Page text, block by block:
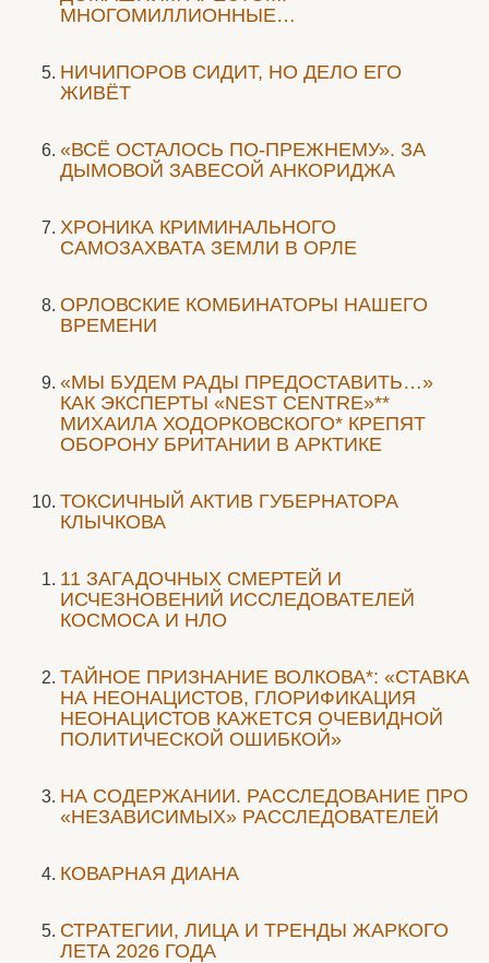
МНОГОМИЛЛИОННЫЕ…
НИЧИПОРОВ СИДИТ, НО ДЕЛО ЕГО
ЖИВЁТ
«ВСЁ ОСТАЛОСЬ ПО-ПРЕЖНЕМУ». ЗА
ДЫМОВОЙ ЗАВЕСОЙ АНКОРИДЖА
ХРОНИКА КРИМИНАЛЬНОГО
САМОЗАХВАТА ЗЕМЛИ В ОРЛЕ
ОРЛОВСКИЕ КОМБИНАТОРЫ НАШЕГО
ВРЕМЕНИ
«МЫ БУДЕМ РАДЫ ПРЕДОСТАВИТЬ…»
КАК ЭКСПЕРТЫ «NEST CENTRE»**
МИХАИЛА ХОДОРКОВСКОГО* КРЕПЯТ
ОБОРОНУ БРИТАНИИ В АРКТИКЕ
ТОКСИЧНЫЙ АКТИВ ГУБЕРНАТОРА
КЛЫЧКОВА
11 ЗАГАДОЧНЫХ СМЕРТЕЙ И
ИСЧЕЗНОВЕНИЙ ИССЛЕДОВАТЕЛЕЙ
КОСМОСА И НЛО
ТАЙНОЕ ПРИЗНАНИЕ ВОЛКОВА*: «СТАВКА
НА НЕОНАЦИСТОВ, ГЛОРИФИКАЦИЯ
НЕОНАЦИСТОВ КАЖЕТСЯ ОЧЕВИДНОЙ
ПОЛИТИЧЕСКОЙ ОШИБКОЙ»
НА СОДЕРЖАНИИ. РАССЛЕДОВАНИЕ ПРО
«НЕЗАВИСИМЫХ» РАССЛЕДОВАТЕЛЕЙ
КОВАРНАЯ ДИАНА
СТРАТЕГИИ, ЛИЦА И ТРЕНДЫ ЖАРКОГО
ЛЕТА 2026 ГОДА